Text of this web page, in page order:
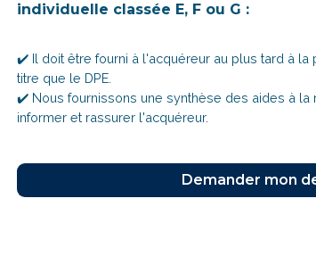
individuelle classée E, F ou G :
✔️ Il doit être fourni à l'acquéreur au plus tard à
titre que le DPE.
✔️ Nous fournissons une synthèse des aides à la
informer et rassurer l'acquéreur.
Demander mon